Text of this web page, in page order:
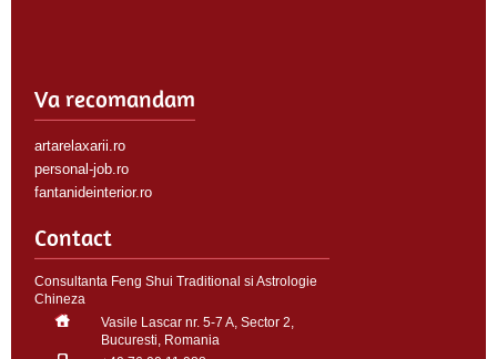
Va recomandam
artarelaxarii.ro
personal-job.ro
fantanideinterior.ro
Contact
Consultanta Feng Shui Traditional si Astrologie
Chineza
Vasile Lascar nr. 5-7 A, Sector 2,
Bucuresti, Romania